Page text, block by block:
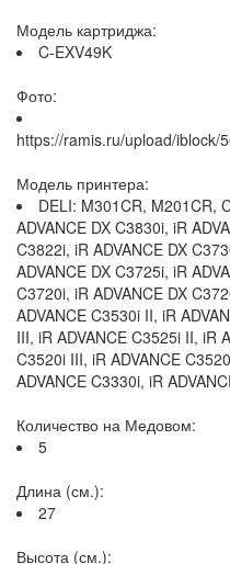
Модель картриджа:
C-EXV49K
Фото:
https://ramis.ru/upload/iblock/
Модель принтера:
DELI: M301CR, M201CR,
ADVANCE DX C3830i, iR
C3822i, iR ADVANCE DX
ADVANCE DX C3725i, iR
C3720i, iR ADVANCE DX
ADVANCE C3530i II, iR
III, iR ADVANCE C3525i II, iR
C3520i III, iR ADVANCE
ADVANCE C3330i, iR
Количество на Медовом:
5
Длина (см.):
27
Высота (см.):